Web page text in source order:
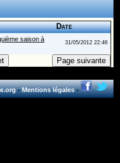
Date
saison à
31/05/2012 22:46
-Mentions légales-